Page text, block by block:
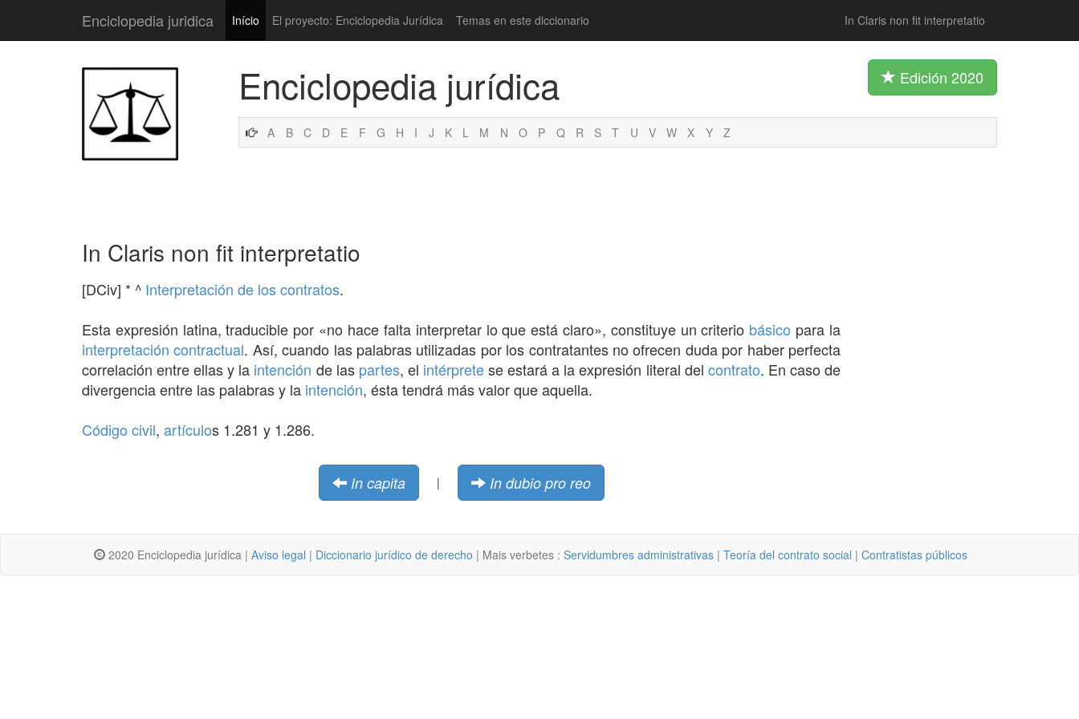
Enciclopedia juridica Início El proyecto: Enciclopedia Jurídica Temas en este diccionario In Claris non fit interpretatio
Enciclopedia jurídica Edición 2020
A B C D E F G H I J K L M N O P Q R S T U V W X Y Z
In Claris non fit interpretatio
[DCiv] * ^ Interpretación de los contratos.
Esta expresión latina, traducible por «no hace falta interpretar lo que está claro», constituye un criterio básico para la
interpretación contractual. Así, cuando las palabras utilizadas por los contratantes no ofrecen duda por haber perfecta
correlación entre ellas y la intención de las partes, el intérpretese estará a la expresión literal del contrato. En caso de
divergencia entre las palabras y la intención, ésta tendrá más valor que aquella.
Código civil, artículos 1.281 y 1.286.
In capita | In dubio pro reo
2020 Enciclopedia jurídica | Aviso legal | Diccionario jurídico de derecho | Mais verbetes : Servidumbres administrativas | Teoría del contrato social | Contratistas públicos